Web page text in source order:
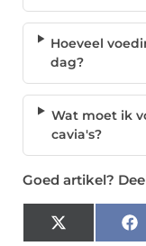
Hoeveel
dag?
Wat moet ik
cavia's?
Goed artikel?
X
(Twitter)